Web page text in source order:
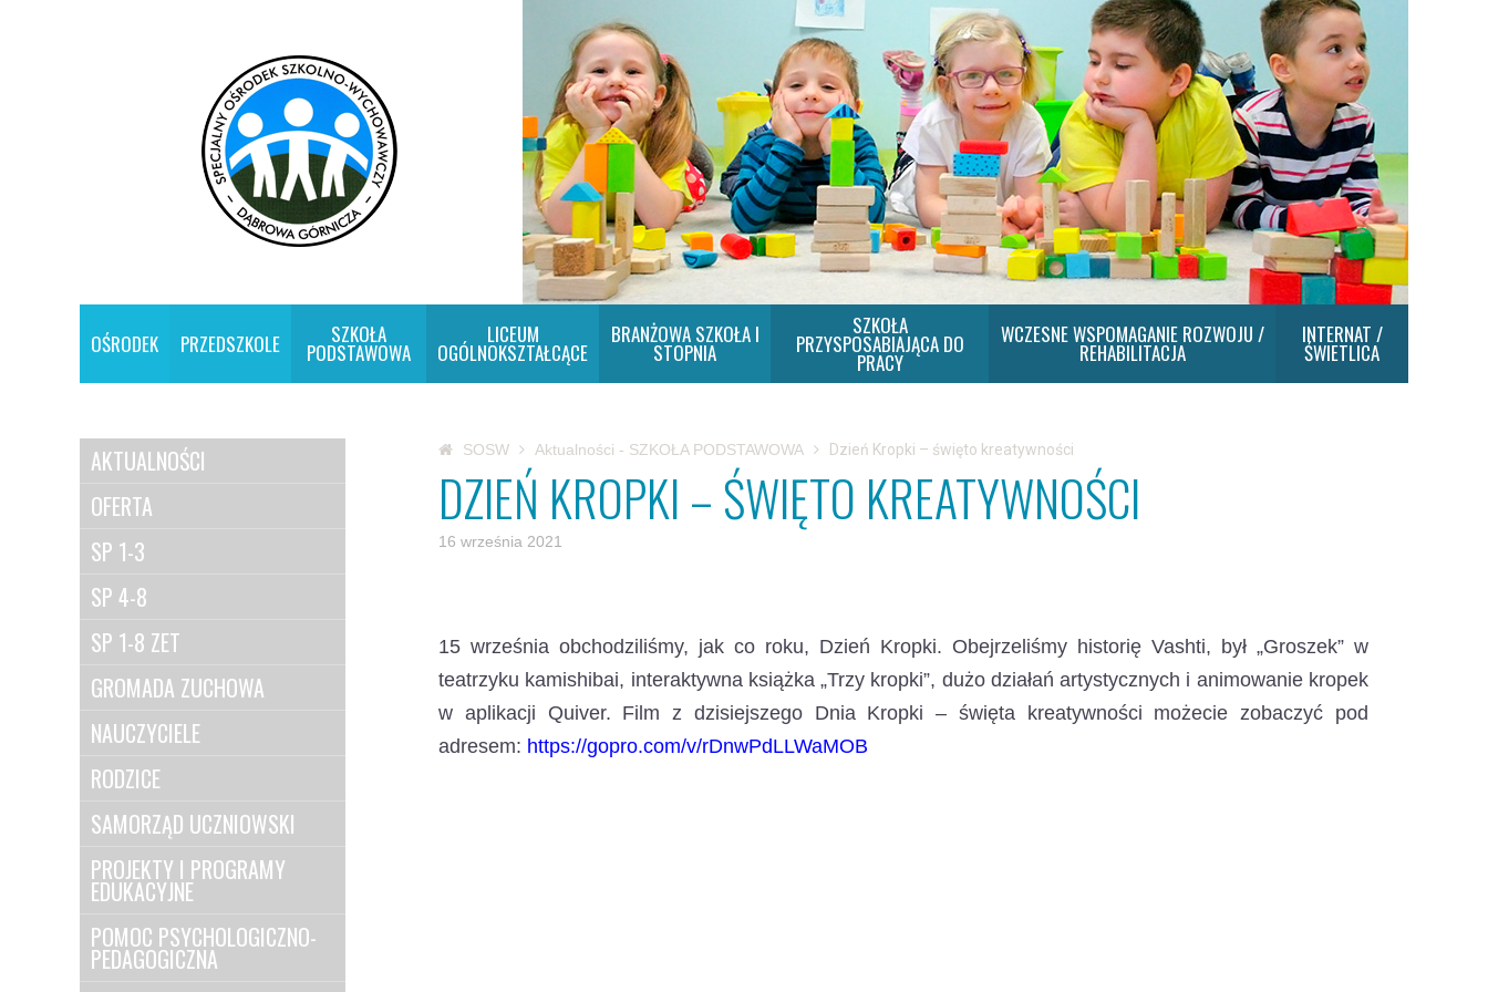
OŚRODEK PRZEDSZKOLE SZKOŁA
PODSTAWOWA
LICEUM
OGÓLNOKSZTAŁCĄCE
BRANŻOWA SZKOŁA I
STOPNIA
SZKOŁA
PRZYSPOSABIAJĄCA DO
PRACY
WCZESNE WSPOMAGANIE ROZWOJU /
REHABILITACJA
INTERNAT /
ŚWIETLICA
AKTUALNOŚCI
OFERTA
SP 1-3
SP 4-8
SP 1-8 ZET
GROMADA ZUCHOWA
NAUCZYCIELE
RODZICE
SAMORZĄD UCZNIOWSKI
PROJEKTY I PROGRAMY
EDUKACYJNE
POMOC PSYCHOLOGICZNO-
PEDAGOGICZNA
SOSW Aktualności - SZKOŁA PODSTAWOWA Dzień Kropki – święto kreatywności
DZIEŃ KROPKI – ŚWIĘTO KREATYWNOŚCI
16 września 2021
15 września obchodziliśmy, jak co roku, Dzień Kropki. Obejrzeliśmy historię Vashti, był „Groszek” w
teatrzyku kamishibai, interaktywna książka „Trzy kropki”, dużo działań artystycznych i animowanie kropek
w aplikacji Quiver. Film z dzisiejszego Dnia Kropki – święta kreatywności możecie zobaczyć pod
adresem: https://gopro.com/v/rDnwPdLLWaMOB